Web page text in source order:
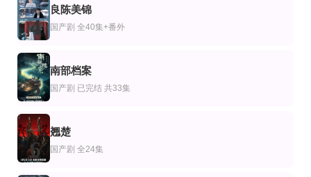
你更愿意选择：生存
Romesh Ranganathan,Elz the Witch,Chloe Burrows
邀你入我怀
杨佳蕾＆向昊
扭转死亡时间
卡曼妮·耶美肯,帕贡·查博里拉,杰奎琳·沐恩奇,瓦辛·阿瓦纳南特,阿努瓦·宗澈
犯罪现场调查第九季
玛格·海根柏格,威廉·彼德森,加里·杜尔丹
化身窑洞女工，我掀开真相
孙同钰＆闫祉男
万里星河作我冠
郭昊钧,时童
4
良陈美锦
国产剧 全40集+番外
5
南部档案
国产剧 已完结 共33集
6
翘楚
国产剧 全24集